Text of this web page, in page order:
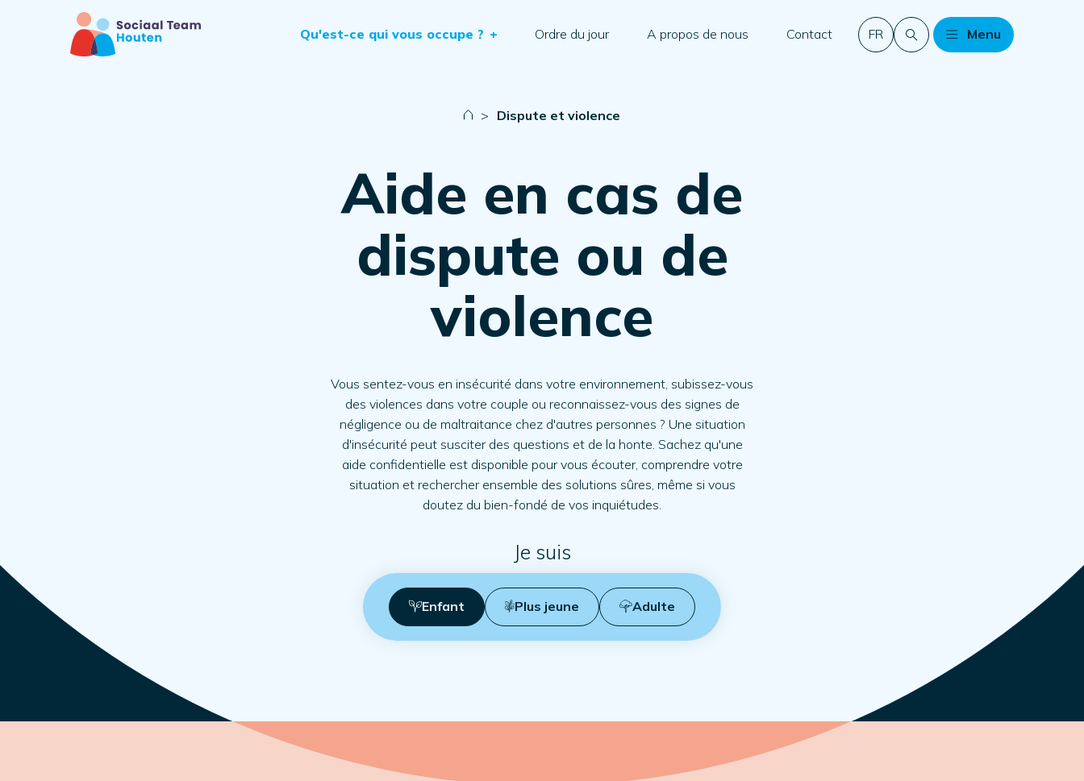
Qu'est-ce qui vous occupe ? + Ordre du jour A propos de nous Contact FR Menu
> Dispute et violence
Aide en cas de
dispute ou de
violence
Vous sentez-vous en insécurité dans votre environnement, subissez-vous
des violences dans votre couple ou reconnaissez-vous des signes de
négligence ou de maltraitance chez d'autres personnes ? Une situation
d'insécurité peut susciter des questions et de la honte. Sachez qu'une
aide confidentielle est disponible pour vous écouter, comprendre votre
situation et rechercher ensemble des solutions sûres, même si vous
doutez du bien-fondé de vos inquiétudes.
Je suis
Enfant Plus jeune Adulte